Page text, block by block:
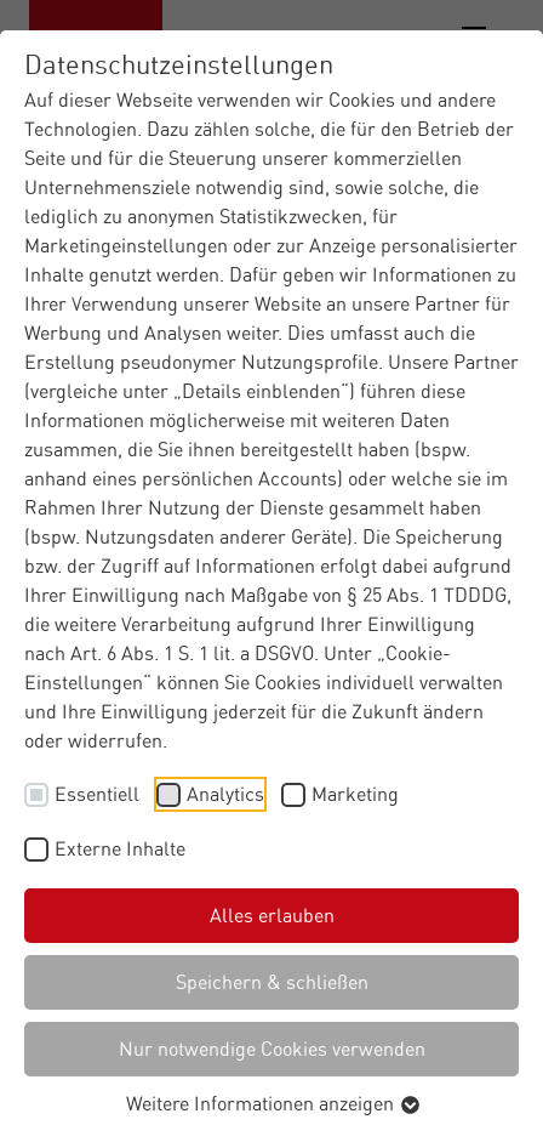
Datenschutzeinstellungen
Auf dieser Webseite verwenden wir Cookies und andere
Technologien. Dazu zählen solche, die für den Betrieb der
Seite und für die Steuerung unserer kommerziellen
Unternehmensziele notwendig sind, sowie solche, die
lediglich zu anonymen Statistikzwecken, für
Marketingeinstellungen oder zur Anzeige personalisierter
Inhalte genutzt werden. Dafür geben wir Informationen zu
Ihrer Verwendung unserer Website an unsere Partner für
Werbung und Analysen weiter. Dies umfasst auch die
Erstellung pseudonymer Nutzungsprofile. Unsere Partner
(vergleiche unter „Details einblenden“) führen diese
Informationen möglicherweise mit weiteren Daten
zusammen, die Sie ihnen bereitgestellt haben (bspw.
anhand eines persönlichen Accounts) oder welche sie im
Rahmen Ihrer Nutzung der Dienste gesammelt haben
(bspw. Nutzungsdaten anderer Geräte). Die Speicherung
bzw. der Zugriff auf Informationen erfolgt dabei aufgrund
Ihrer Einwilligung nach Maßgabe von § 25 Abs. 1 TDDDG,
die weitere Verarbeitung aufgrund Ihrer Einwilligung
nach Art. 6 Abs. 1 S. 1 lit. a DSGVO. Unter „Cookie-
Einstellungen“ können Sie Cookies individuell verwalten
und Ihre Einwilligung jederzeit für die Zukunft ändern
oder widerrufen.
Essentiell Analytics Marketing
Externe Inhalte
Alles erlauben
Speichern & schließen
Nur notwendige Cookies verwenden
Weitere Informationen anzeigen